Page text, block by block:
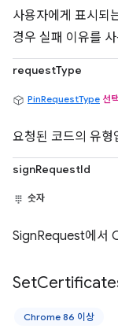
사용자에게 표시되
경우 실패 이유를
requestType
PinRequestType 선
요청된 코드의 유형
signRequestId
숫자
SignRequest에서
Set
Chrome 86 이상